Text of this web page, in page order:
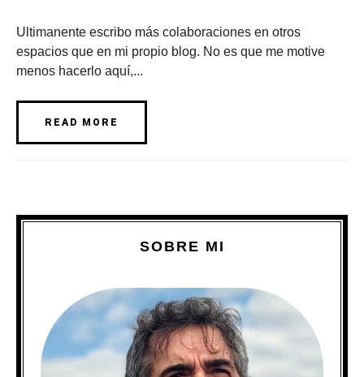
Ultimanente escribo más colaboraciones en otros
espacios que en mi propio blog. No es que me motive
menos hacerlo aquí,...
READ MORE
SOBRE MI